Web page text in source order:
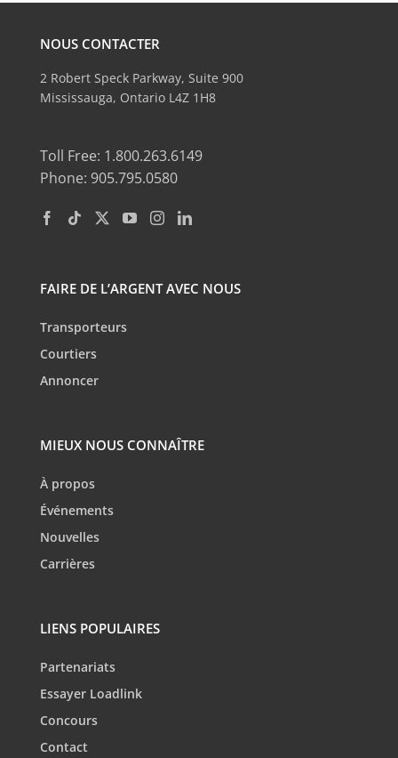
NOUS CONTACTER
2 Robert Speck Parkway, Suite 900
Mississauga, Ontario L4Z 1H8
Toll Free: 1.800.263.6149
Phone: 905.795.0580
FAIRE DE L’ARGENT AVEC NOUS
Transporteurs
Courtiers
Annoncer
MIEUX NOUS CONNAÎTRE
À propos
Événements
Nouvelles
Carrières
LIENS POPULAIRES
Partenariats
Essayer Loadlink
Concours
Contact